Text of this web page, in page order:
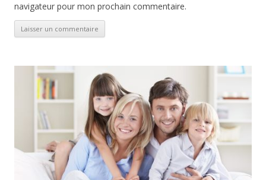
navigateur pour mon prochain commentaire.